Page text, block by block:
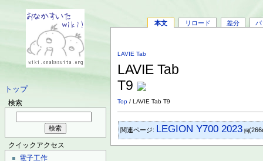
トップ
検索
クイックアクセス
電子工作
本文 リロード 差分 バ
LAVIE Tab
LAVIE Tab
T9
Top / LAVIE Tab T9
関連ページ: LEGION Y700 2023 [6]